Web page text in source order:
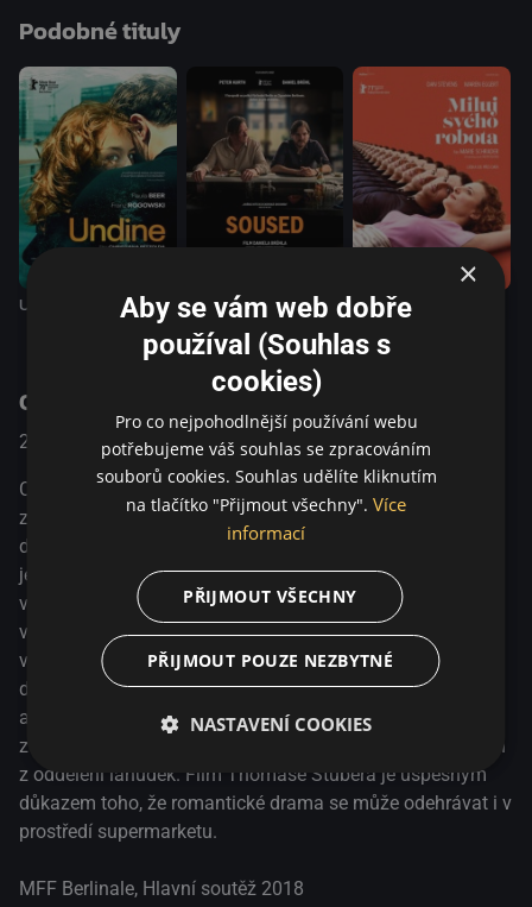
důkazem toho, že romantické drama se může odehrávat i v
Německé filmové ceny, Nejlepší mužský herecký výkon v
hlavní roli 2018 BFI Londýnský filmový festival 2018
Podobné tituly
Undine Soused Miluj svého robota
O pořadu
2018 Německo Drama
Christian je rváč a muž s pochybnou minulostí, který svým
zjevem evokuje pitbulla. Jednu etapu má za sebou, tu
druhou začíná jako pomocná síla ve velkoskladu, kde je
jeho nejzářivější perspektivou možnost obsluhovat
vysokozdvižný vozík. Pro někoho, kdo sotva zvládá svůj
vlastní život a vegetuje na sociálním dně, je i tohle velká
výzva. Christiana se ujímá veterán Bruno a zasvěcuje ho
do mikrokosmu, v němž se žije podle specifických pravidel
a ve svérázných bublinách jednotlivých oddělení. Při jedné
z pauz potkává Christian prostořekou a okouzlující Marion
z oddělení lahůdek. Film Thomase Stubera je úspěšným
důkazem toho, že romantické drama se může odehrávat i v
prostředí supermarketu.
MFF Berlinale, Hlavní soutěž 2018
×
Aby se vám web dobře
používal (Souhlas s
cookies)
Pro co nejpohodlnější používání webu
potřebujeme váš souhlas se zpracováním
souborů cookies. Souhlas udělíte kliknutím
na tlačítko "Přijmout všechny". Více
informací
PŘIJMOUT VŠECHNY
PŘIJMOUT POUZE NEZBYTNÉ
NASTAVENÍ COOKIES